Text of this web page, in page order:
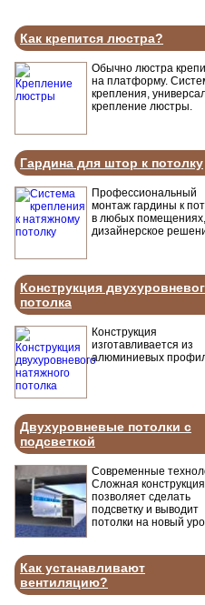
Как крепится люстра?
Обычно люстра
на платформу.
крепления,
крепление люстры.
Гардина для штор к потолку
Профессиональный
монтаж гардины к
в любых помещениях,
дизайнерское
Конструкция
потолка
Конструкция
изготавливается из
алюминиевых
Двухуровневые потолки с
подсветкой
Современные
Сложная конструкция
позволяет сделать
подсветку и выводит
потолки на новый
Как устанавливают
вентиляцию?